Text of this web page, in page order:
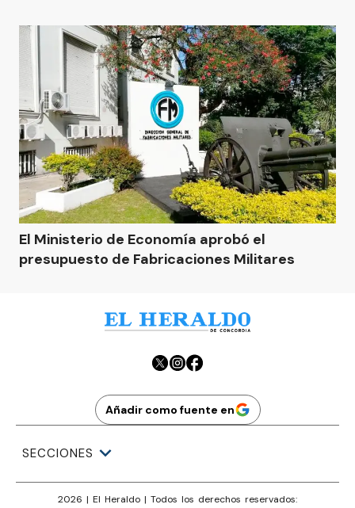
El Ministerio de Economía aprobó el
presupuesto de Fabricaciones Militares
Añadir como fuente en
SECCIONES
2026 | El Heraldo | Todos los derechos reservados: